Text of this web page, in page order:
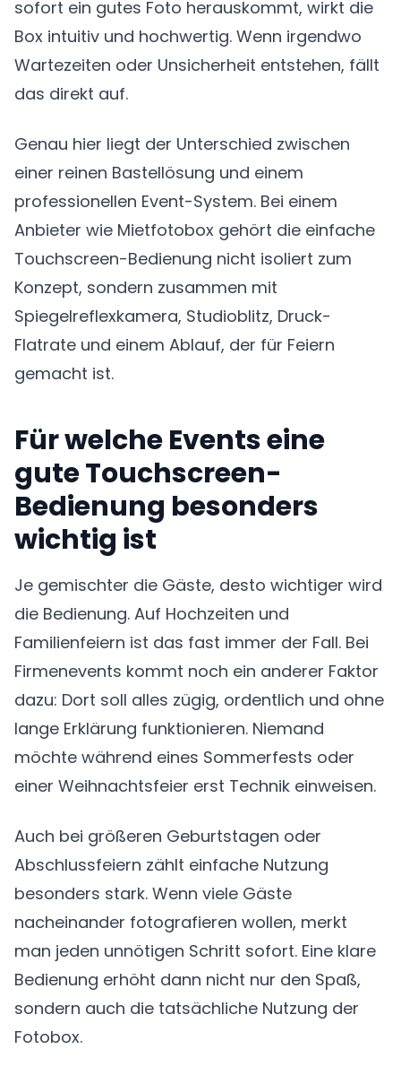
sofort ein gutes Foto herauskommt, wirkt die
Box intuitiv und hochwertig. Wenn irgendwo
Wartezeiten oder Unsicherheit entstehen, fällt
das direkt auf.
Genau hier liegt der Unterschied zwischen
einer reinen Bastellösung und einem
professionellen Event-System. Bei einem
Anbieter wie Mietfotobox gehört die einfache
Touchscreen-Bedienung nicht isoliert zum
Konzept, sondern zusammen mit
Spiegelreflexkamera, Studioblitz, Druck-
Flatrate und einem Ablauf, der für Feiern
gemacht ist.
Für welche Events eine
gute Touchscreen-
Bedienung besonders
wichtig ist
Je gemischter die Gäste, desto wichtiger wird
die Bedienung. Auf Hochzeiten und
Familienfeiern ist das fast immer der Fall. Bei
Firmenevents kommt noch ein anderer Faktor
dazu: Dort soll alles zügig, ordentlich und ohne
lange Erklärung funktionieren. Niemand
möchte während eines Sommerfests oder
einer Weihnachtsfeier erst Technik einweisen.
Auch bei größeren Geburtstagen oder
Abschlussfeiern zählt einfache Nutzung
besonders stark. Wenn viele Gäste
nacheinander fotografieren wollen, merkt
man jeden unnötigen Schritt sofort. Eine klare
Bedienung erhöht dann nicht nur den Spaß,
sondern auch die tatsächliche Nutzung der
Fotobox.